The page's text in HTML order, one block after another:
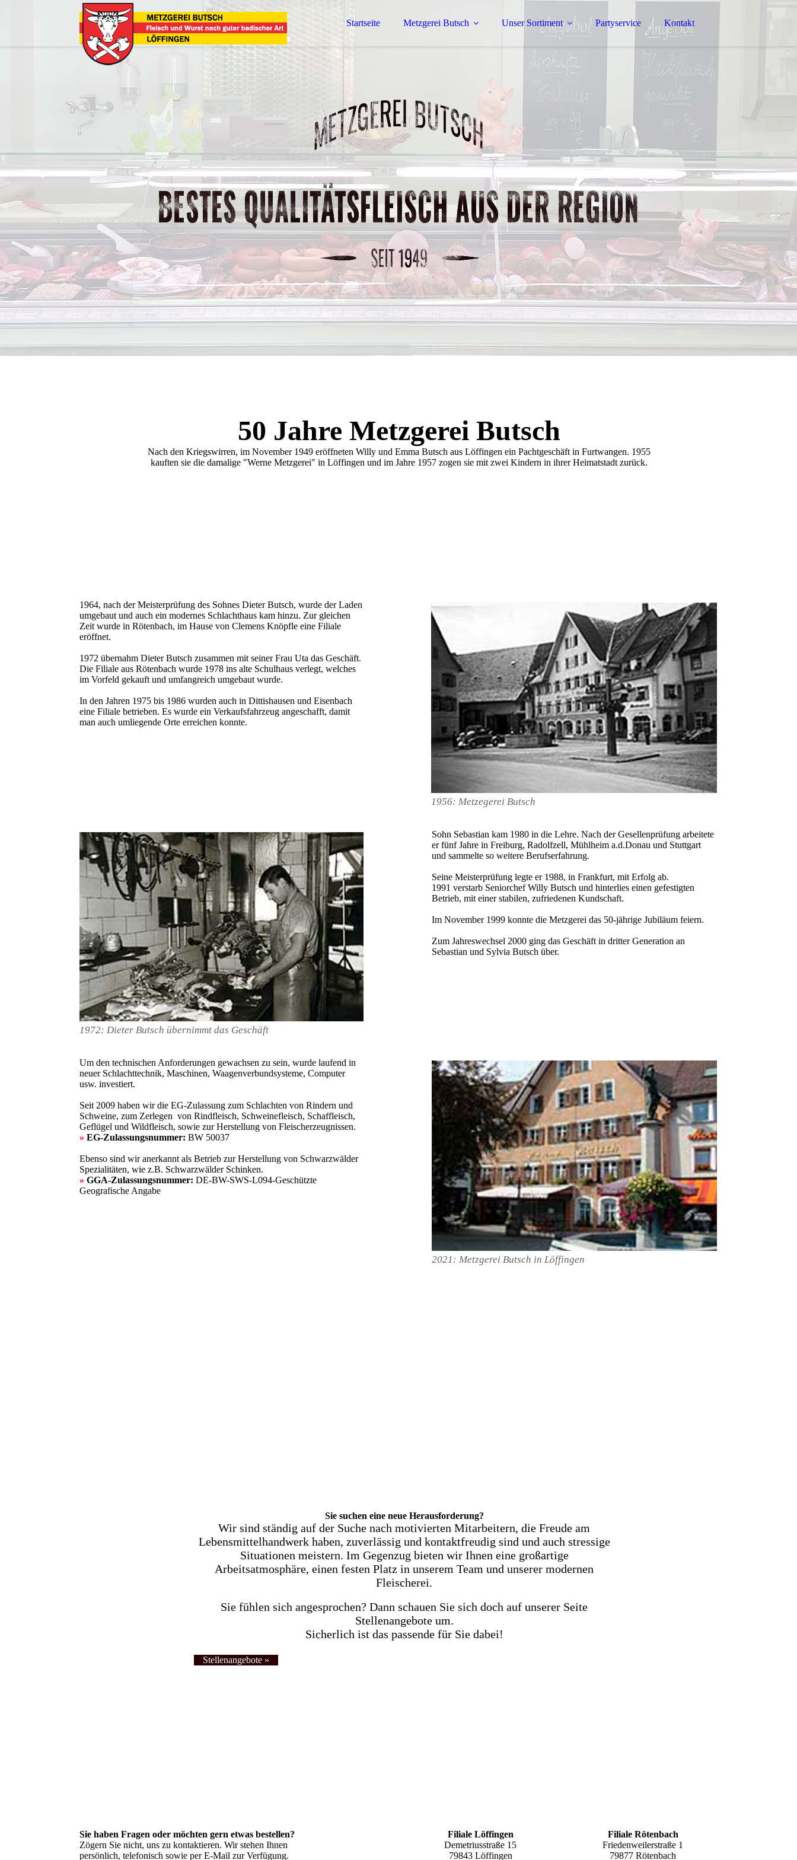
Startseite Metzgerei Butsch Unser Sortiment Partyservice Kontakt
50 Jahre Metzgerei Butsch
Nach den Kriegswirren, im November 1949 eröffneten Willy und Emma Butsch aus Löffingen ein Pachtgeschäft in Furtwangen. 1955
kauften sie die damalige "Werne Metzgerei" in Löffingen und im Jahre 1957 zogen sie mit zwei Kindern in ihrer Heimatstadt zurück.
1964, nach der Meisterprüfung des Sohnes Dieter Butsch, wurde der Laden
umgebaut und auch ein modernes Schlachthaus kam hinzu. Zur gleichen
Zeit wurde in Rötenbach, im Hause von Clemens Knöpfle eine Filiale
eröffnet.
1972 übernahm Dieter Butsch zusammen mit seiner Frau Uta das Geschäft.
Die Filiale aus Rötenbach wurde 1978 ins alte Schulhaus verlegt, welches
im Vorfeld gekauft und umfangreich umgebaut wurde.
In den Jahren 1975 bis 1986 wurden auch in Dittishausen und Eisenbach
eine Filiale betrieben. Es wurde ein Verkaufsfahrzeug angeschafft, damit
man auch umliegende Orte erreichen konnte.
1956: Metzegerei Butsch
1972: Dieter Butsch übernimmt das Geschäft
Sohn Sebastian kam 1980 in die Lehre. Nach der Gesellenprüfung arbeitete
er fünf Jahre in Freiburg, Radolfzell, Mühlheim a.d.Donau und Stuttgart
und sammelte so weitere Berufserfahrung.
Seine Meisterprüfung legte er 1988, in Frankfurt, mit Erfolg ab.
1991 verstarb Seniorchef Willy Butsch und hinterlies einen gefestigten
Betrieb, mit einer stabilen, zufriedenen Kundschaft.
Im November 1999 konnte die Metzgerei das 50-jährige Jubiläum feiern.
Zum Jahreswechsel 2000 ging das Geschäft in dritter Generation an
Sebastian und Sylvia Butsch über.
Um den technischen Anforderungen gewachsen zu sein, wurde laufend in
neuer Schlachttechnik, Maschinen, Waagenverbundsysteme, Computer
usw. investiert.
Seit 2009 haben wir die EG-Zulassung zum Schlachten von Rindern und
Schweine, zum Zerlegen von Rindfleisch, Schweinefleisch, Schaffleisch,
Geflügel und Wildfleisch, sowie zur Herstellung von Fleischerzeugnissen.
»EG-Zulassungsnummer: BW 50037
Ebenso sind wir anerkannt als Betrieb zur Herstellung von Schwarzwälder
Spezialitäten, wie z.B. Schwarzwälder Schinken.
»GGA-Zulassungsnummer: DE-BW-SWS-L094-Geschützte
Geografische Angabe
2021: Metzgerei Butsch in Löffingen
Sie suchen eine neue Herausforderung?
Wir sind ständig auf der Suche nach motivierten Mitarbeitern, die Freude am
Lebensmittelhandwerk haben, zuverlässig und kontaktfreudig sind und auch stressige
Situationen meistern. Im Gegenzug bieten wir Ihnen eine großartige
Arbeitsatmosphäre, einen festen Platz in unserem Team und unserer modernen
Fleischerei.
Sie fühlen sich angesprochen? Dann schauen Sie sich doch auf unserer Seite
Stellenangebote um.
Sicherlich ist das passende für Sie dabei!
Stellenangebote »
Sie haben Fragen oder möchten gern etwas bestellen?
Zögern Sie nicht, uns zu kontaktieren. Wir stehen Ihnen
persönlich, telefonisch sowie per E-Mail zur Verfügung.
Filiale Löffingen
Demetriusstraße 15
79843 Löffingen
Filiale Rötenbach
Friedenweilerstraße 1
79877 Rötenbach